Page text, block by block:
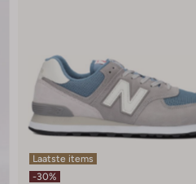
Laatste items
-30%